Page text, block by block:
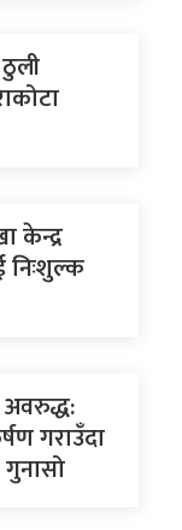
केन्द्र
निःशुल्क
अवरुद्ध:
गराउँदा